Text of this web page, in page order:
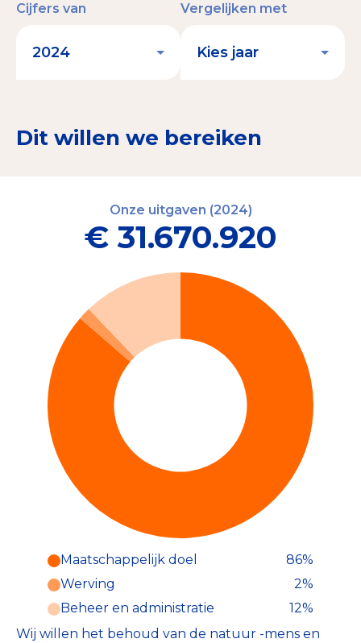
Dit willen we bereiken
Cijfers van Vergelijken met
Onze uitgaven (2024)
€ 31.670.920
Maatschappelijk doel
86%
Werving
2%
Beheer en administratie
12%
Wij willen het behoud van de natuur -mens en